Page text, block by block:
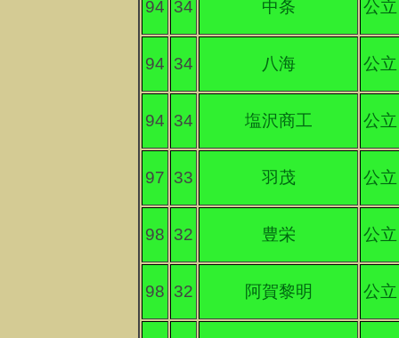
94 34 中条 公立
94 34 八海 公立
94 34 塩沢商工 公立
97 33 羽茂 公立
98 32 豊栄 公立
98 32 阿賀黎明 公立